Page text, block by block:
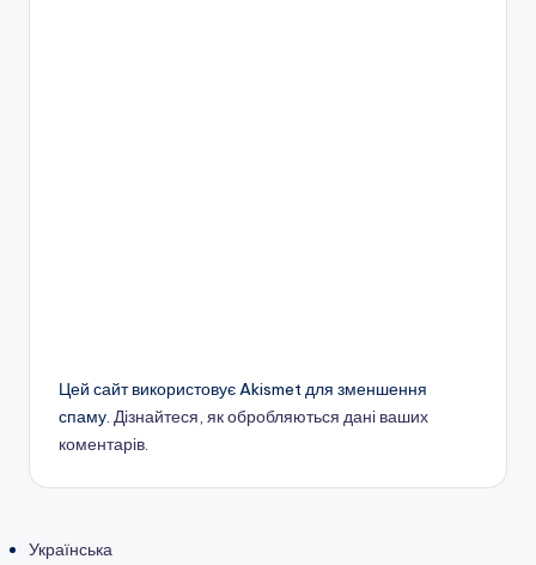
Цей сайт використовує Akismet для зменшення
спаму. Дізнайтеся, як обробляються дані ваших
коментарів.
Українська